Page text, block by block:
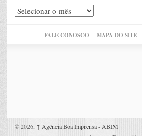
Arquivo
do
FALE CONOSCO MAPA DO SITE
© 2026, ↑ Agência Boa Imprensa - ABIM